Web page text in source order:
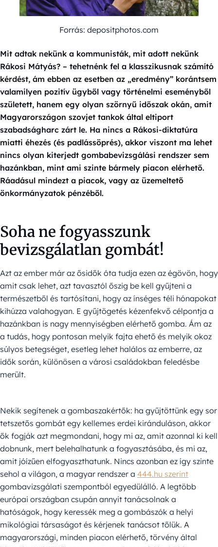
Forrás: depositphotos.com
Mit adtak nekünk a kommunisták, mit adott nekünk
Rákosi Mátyás? – tehetnénk fel a klasszikusnak számító
kérdést, ám ebben az esetben az „eredmény” korántsem
valamilyen pozitív ügyből vagy történelmi eseményből
született, hanem egy olyan szörnyű időszak okán, amit
Magyarországon szovjet tankok által eltiport
szabadságharc zárt le. Ha nincs a Rákosi-diktatúra
miatti éhezés (és padlássöprés), akkor viszont ma lehet
nincs olyan kiterjedt gombabevizsgálási rendszer sem
hazánkban, mint ami szinte bármely piacon elérhető.
Ráadásul mindezt a piacok, vagy az üzemeltető
önkormányzatok pénzéből.
Soha ne fogyasszunk
bevizsgálatlan gombát!
Azt az ember már az ősidők óta tudja ezen az égövön, hogy
amit csak lehet, azt tavasztól őszig be kell gyűjteni a
természetből és tartósítani, hogy az ínséges téli hónapokat
kihúzza valahogyan. E gyűjtögetés kézenfekvő célpontja a
hazánkban is nagy mennyiségben elérhető gomba. Ám az
a tudás, hogy pontosan melyik fajta ehető és melyik okoz
súlyos betegséget, esetleg lehet halálos az emberre, az
idők során, különösen a városi családokban feledésbe
merült.
Nekik segítenek a gombaszakértők: ha gyűjtöttünk egy sor
tetszetős gombát egy kellemes erdei kiránduláson, akkor
ők fogják azt megmondani, hogy mi az, amit azonnal ki kell
dobnunk, mert belehalhatunk a fogyasztásába, és mi az,
amit jóízűen elfogyaszthatunk. Nincs azonban ez így szinte
sehol a világon, a magyar rendszer a 444.hu szerint
gombavizsgálati szempontból egyedülálló. A legtöbb
európai országban csupán annyit tanácsolnak a
hatóságok, hogy keressék meg a gombászók a helyi
mikológiai társaságot és kérjenek tanácsot tőlük. A
magyarországi, minden piacon elérhető, törvény által